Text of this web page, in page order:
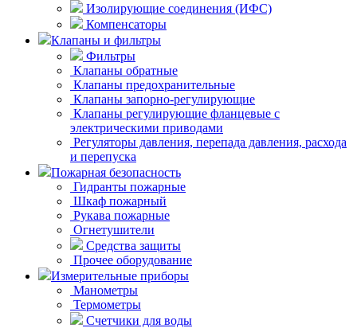
Изолирующие соединения (ИФС)
Компенсаторы
Клапаны и фильтры
Фильтры
Клапаны обратные
Клапаны предохранительные
Клапаны запорно-регулирующие
Клапаны регулирующие фланцевые с
электрическими приводами
Регуляторы давления, перепада давления, расхода
и перепуска
Пожарная безопасность
Гидранты пожарные
Шкаф пожарный
Рукава пожарные
Огнетушители
Средства защиты
Прочее оборудование
Измерительные приборы
Манометры
Термометры
Счетчики для воды